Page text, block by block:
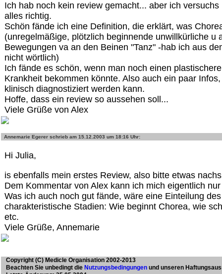
Ich hab noch kein review gemacht... aber ich
alles richtig.
Schön fände ich eine Definition, die erklärt, was
(unregelmäßige, plötzlich beginnende unwillkürliche u
Bewegungen va an den Beinen "Tanz" -hab ich aus
nicht wörtlich)
Ich fände es schön, wenn man noch einen
Krankheit bekommen könnte. Also auch ein paar
klinisch diagnostiziert werden kann.
Hoffe, dass ein review so aussehen soll...
Viele Grüße von Alex
Annemarie Egerer schrieb am 15.12.2003 um 18:16 Uhr:
Hi Julia,
is ebenfalls mein erstes Review, also bitte etwas
Dem Kommentar von Alex kann ich mich eigentlich
Was ich auch noch gut fände, wäre eine Einteilung
charakteristische Stadien: Wie beginnt Chorea, wie
etc.
Viele Grüße, Annemarie
Copyright (C) Medicle Organisation 2002-2013
Beachten Sie unbedingt die Nutzungsbedingungen und unseren